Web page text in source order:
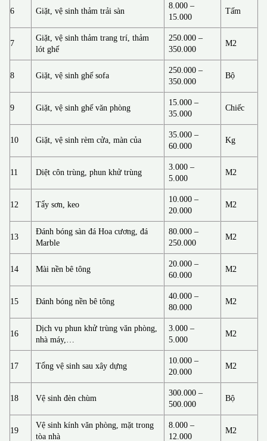
6 Giặt, vệ sinh thảm trải sàn
8.000 –
15.000
Tấm
7
Giặt, vệ sinh thảm trang trí, thảm
lót ghế
250.000 –
350.000
M2
8 Giặt, vệ sinh ghế sofa
250.000 –
350.000
Bộ
9 Giặt, vệ sinh ghế văn phòng
15.000 –
35.000
Chiếc
10 Giặt, vệ sinh rèm cửa, màn của
35.000 –
60.000
Kg
11 Diệt côn trùng, phun khử trùng
3.000 –
5.000
M2
12 Tẩy sơn, keo
10.000 –
20.000
M2
13
Đánh bóng sàn đá Hoa cương, đá
Marble
80.000 –
250.000
M2
14 Mài nền bê tông
20.000 –
60.000
M2
15 Đánh bóng nền bê tông
40.000 –
80.000
M2
16
Dịch vụ phun khử trùng văn phòng,
nhà máy,…
3.000 –
5.000
M2
17 Tổng vệ sinh sau xây dựng
10.000 –
20.000
M2
18 Vệ sinh đèn chùm
300.000 –
500.000
Bộ
19
Vệ sinh kính văn phòng, mặt trong
tòa nhà
8.000 –
12.000
M2